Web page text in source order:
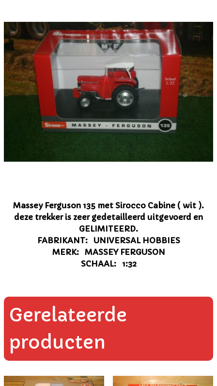
Massey Ferguson 135 met Sirocco Cabine ( wit ).
deze trekker is zeer gedetailleerd uitgevoerd en
GELIMITEERD.
FABRIKANT: UNIVERSAL HOBBIES
MERK: MASSEY FERGUSON
SCHAAL: 1:32
Gerelateerde
producten